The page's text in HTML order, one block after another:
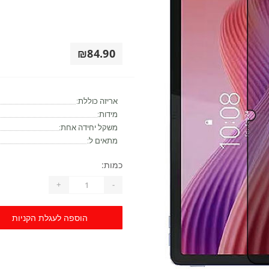
₪84.90
אריזה כוללת:
מידות:
משקל יחידה אחת:
מתאים ל:
כמות:
-
+
הוספה לעגלת הקניות